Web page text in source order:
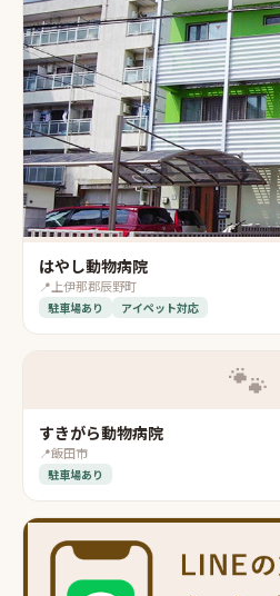
はやし動物病院
📍 上伊那郡辰野町
駐車場あり アイペット対応
🐾
すきがら動物病院
📍飯田市
駐車場あり